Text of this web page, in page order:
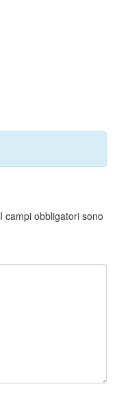
I campi obbligatori sono